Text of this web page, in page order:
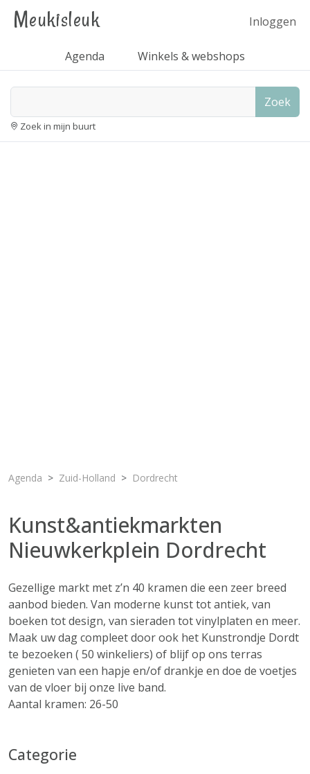
Meukisleuk Inloggen
Agenda Winkels & webshops
Zoek
Zoek in mijn buurt
Agenda Zuid-Holland Dordrecht
Kunst&antiekmarkten
Nieuwkerkplein Dordrecht
Gezellige markt met z’n 40 kramen die een zeer breed
aanbod bieden. Van moderne kunst tot antiek, van
boeken tot design, van sieraden tot vinylplaten en meer.
Maak uw dag compleet door ook het Kunstrondje Dordt
te bezoeken ( 50 winkeliers) of blijf op ons terras
genieten van een hapje en/of drankje en doe de voetjes
van de vloer bij onze live band.
Aantal kramen: 26-50
Categorie